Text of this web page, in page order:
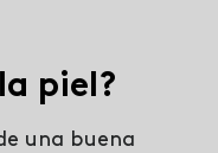
piel?
una buena